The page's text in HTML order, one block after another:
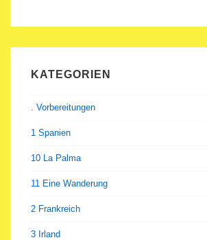
KATEGORIEN
. Vorbereitungen
1 Spanien
10 La Palma
11 Eine Wanderung
2 Frankreich
3 Irland